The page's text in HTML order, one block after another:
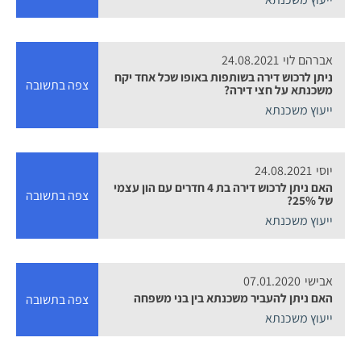
אברהם לוי 24.08.2021
ניתן לרכוש דירה בשותפות באופו שכל אחד יקח
משכנתא על חצי דירה?
ייעוץ משכנתא
צפה בתשובה
יוסי 24.08.2021
האם ניתן לרכוש דירה בת 4 חדרים עם הון עצמי
של 25%?
ייעוץ משכנתא
צפה בתשובה
אבישי 07.01.2020
האם ניתן להעביר משכנתא בין בני משפחה
ייעוץ משכנתא
צפה בתשובה